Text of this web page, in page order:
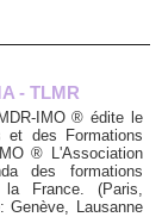
- TLMR
IMO ® édite le
et des Formations
® L'Association
des formations
France. (Paris,
Genève, Lausanne